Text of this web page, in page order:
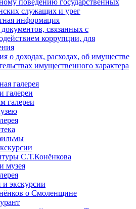
служащих и урег
информация
связанных с
коррупции, для
о доходах, расходах, об имуществе
имущественного характера
галерея
галереи
галереи
С.Т.Конёнкова
музея
экскурсии
о Смоленщине